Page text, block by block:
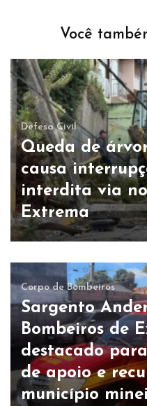
Você
Defesa Civil
Queda de
causa
interdita via
Extrema
Corpo de Bombeiros
Sargento
Bombeiros de
destacado
de apoio e
município